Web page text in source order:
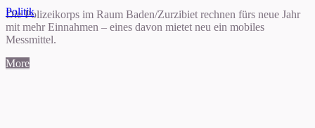
Die Polizeikorps im Raum Baden/Zurzibiet rechnen fürs neue Jahr
mit mehr Einnahmen – eines davon mietet neu ein mobiles
Messmittel.
More
Politik